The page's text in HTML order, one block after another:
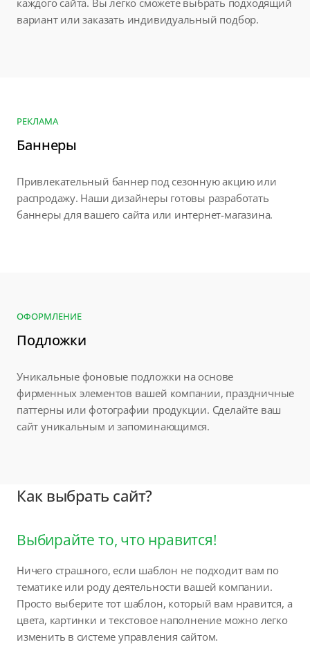
каждого сайта. Вы легко сможете выбрать подходящий
вариант или заказать индивидуальный подбор.
РЕКЛАМА
Баннеры
Привлекательный баннер под сезонную акцию или
распродажу. Наши дизайнеры готовы разработать
баннеры для вашего сайта или интернет-магазина.
ОФОРМЛЕНИЕ
Подложки
Уникальные фоновые подложки на основе
фирменных элементов вашей компании, праздничные
паттерны или фотографии продукции. Сделайте ваш
сайт уникальным и запоминающимся.
Как выбрать сайт?
Выбирайте то, что нравится!
Ничего страшного, если шаблон не подходит вам по
тематике или роду деятельности вашей компании.
Просто выберите тот шаблон, который вам нравится, а
цвета, картинки и текстовое наполнение можно легко
изменить в системе управления сайтом.